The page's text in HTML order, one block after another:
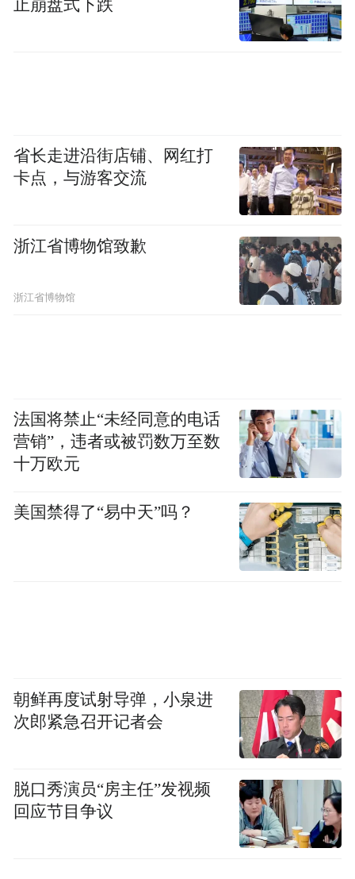
止崩盘式下跌
省长走进沿街店铺、网红打
卡点，与游客交流
浙江省博物馆致歉
浙江省博物馆
法国将禁止“未经同意的电话
营销”，违者或被罚数万至数
十万欧元
美国禁得了“易中天”吗？
朝鲜再度试射导弹，小泉进
次郎紧急召开记者会
脱口秀演员“房主任”发视频
回应节目争议